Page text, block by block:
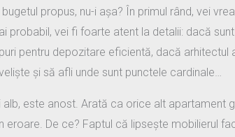
propus, nu-i așa? În primul rând, vei
probabil, vei fi foarte atent la detalii: dacă
pentru depozitare eficientă, dacă arhitectul
și să afli unde sunt punctele cardinale…
este anost. Arată ca orice alt apartament
eroare. De ce? Faptul că lipsește mobilierul